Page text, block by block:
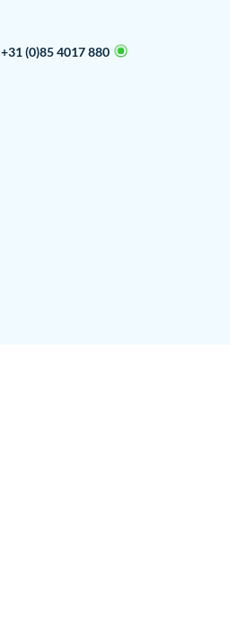
+31 (0)85 4017 880